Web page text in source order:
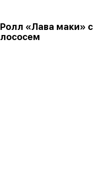
Ролл «Лава маки» с
лососем